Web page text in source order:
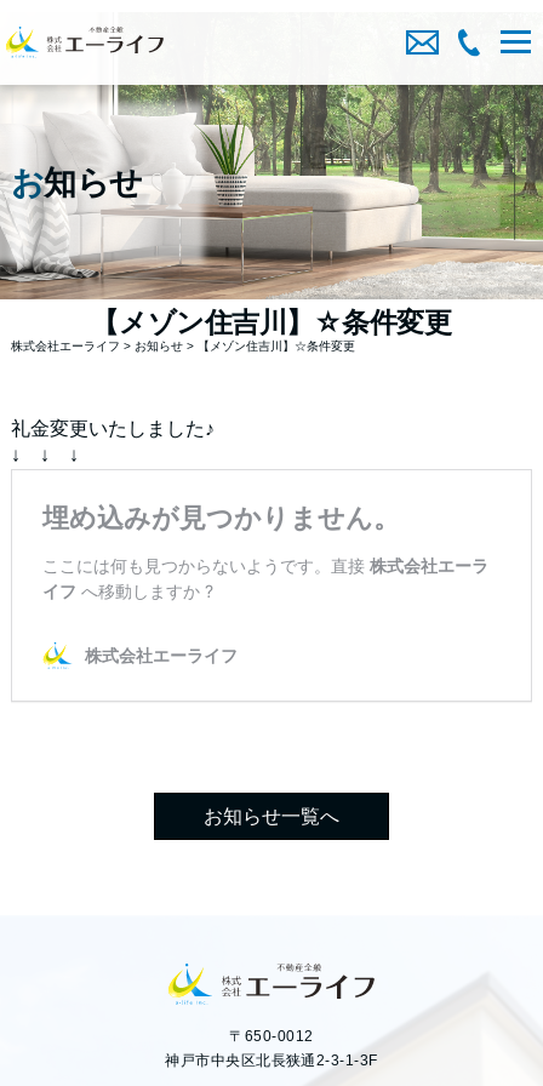
お知らせ
【メゾン住吉川】☆条件変更
株式会社エーライフ > お知らせ> 【メゾン住吉川】☆条件変更
礼金変更いたしました♪
↓ ↓ ↓
お知らせ一覧へ
〒650-0012
神戸市中央区北長狭通2-3-1-3F